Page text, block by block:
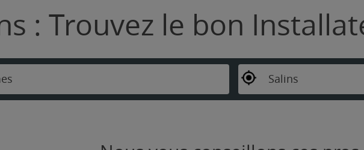
: Trouvez le bon
Salins